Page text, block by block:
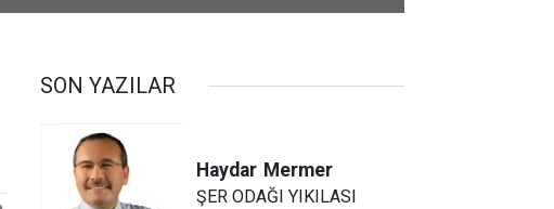
SON YAZILAR
Haydar Mermer
ŞER ODAĞI YIKILASI